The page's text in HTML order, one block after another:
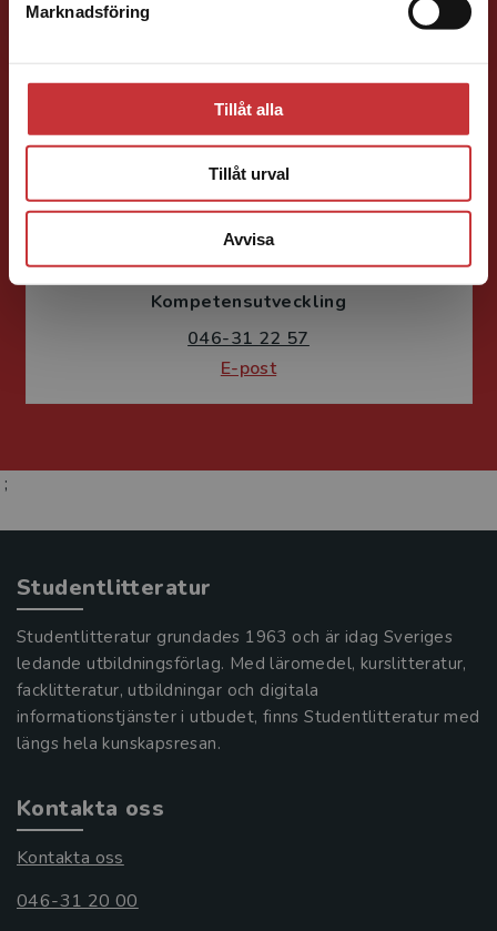
Marknadsföring
Tillåt alla
Tillåt urval
Avvisa
Fritjof Janson
Förlagskoordinator Kurslitteratur och
Kompetensutveckling
046-31 22 57
E-post
;
Studentlitteratur
Studentlitteratur grundades 1963 och är idag Sveriges
ledande utbildningsförlag. Med läromedel, kurslitteratur,
facklitteratur, utbildningar och digitala
informationstjänster i utbudet, finns Studentlitteratur med
längs hela kunskapsresan.
Kontakta oss
Kontakta oss
046-31 20 00